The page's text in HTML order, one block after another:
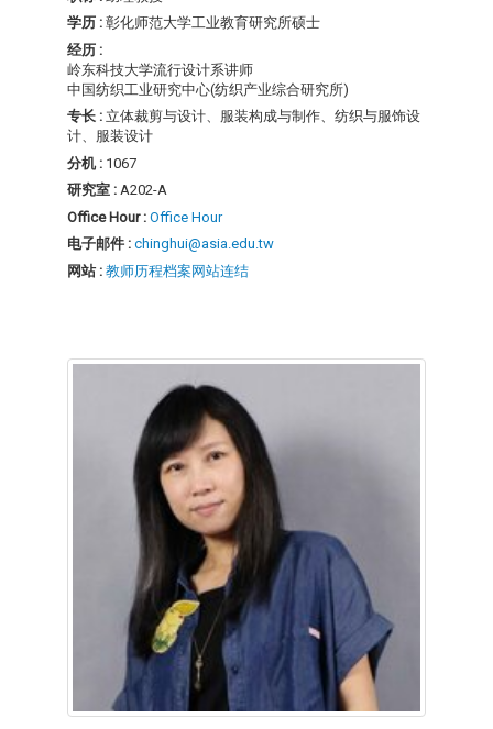
学历 : 彰化师范大学工业教育研究所硕士
经历 :
岭东科技大学流行设计系讲师
中国纺织工业研究中心(纺织产业综合研究所)
专长 : 立体裁剪与设计、服装构成与制作、纺织与服饰设
计、服装设计
分机 : 1067
研究室 : A202-A
Office Hour : Office Hour
电子邮件 : chinghui@asia.edu.tw
网站 : 教师历程档案网站连结